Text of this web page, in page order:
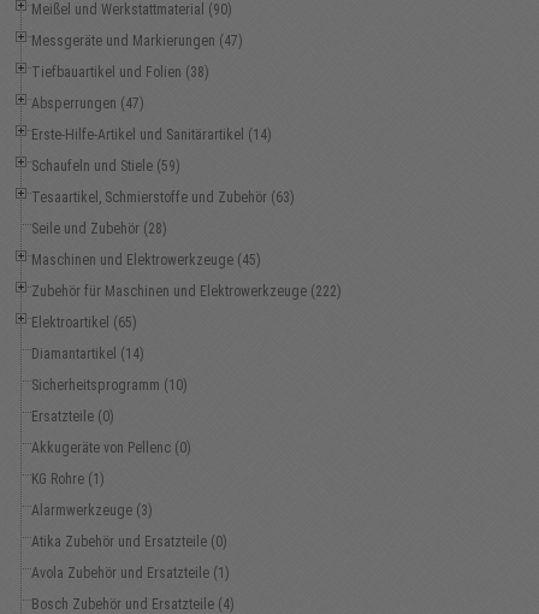
Meißel und Werkstattmaterial (90)
Messgeräte und Markierungen (47)
Tiefbauartikel und Folien (38)
Absperrungen (47)
Erste-Hilfe-Artikel und Sanitärartikel (14)
Schaufeln und Stiele (59)
Tesaartikel, Schmierstoffe und Zubehör (63)
Seile und Zubehör (28)
Maschinen und Elektrowerkzeuge (45)
Zubehör für Maschinen und Elektrowerkzeuge (222)
Elektroartikel (65)
Diamantartikel (14)
Sicherheitsprogramm (10)
Ersatzteile (0)
Akkugeräte von Pellenc (0)
KG Rohre (1)
Alarmwerkzeuge (3)
Atika Zubehör und Ersatzteile (0)
Avola Zubehör und Ersatzteile (1)
Bosch Zubehör und Ersatzteile (4)